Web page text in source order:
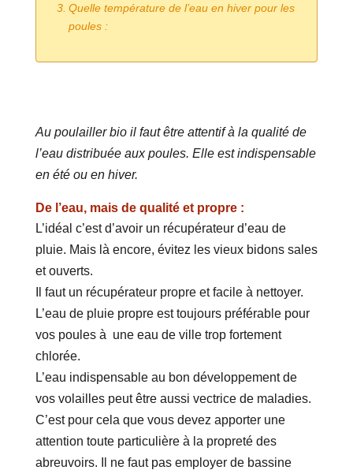
Quelle température de l’eau en hiver pour les
poules :
Au poulailler bio il faut être attentif à la qualité de
l’eau distribuée aux poules. Elle est indispensable
en été ou en hiver.
De l’eau, mais de qualité et propre :
L’idéal c’est d’avoir un récupérateur d’eau de
pluie. Mais là encore, évitez les vieux bidons sales
et ouverts.
Il faut un récupérateur propre et facile à nettoyer.
L’eau de pluie propre est toujours préférable pour
vos poules à une eau de ville trop fortement
chlorée.
L’eau indispensable au bon développement de
vos volailles peut être aussi vectrice de maladies.
C’est pour cela que vous devez apporter une
attention toute particulière à la propreté des
abreuvoirs. Il ne faut pas employer de bassine